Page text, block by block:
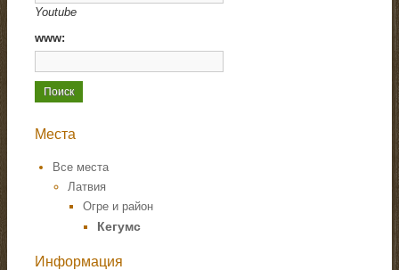
Youtube
www:
Места
Все места
Латвия
Огре и район
Кегумс
Информация